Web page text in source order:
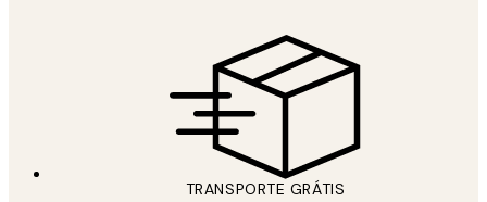
TRANSPORTE GRÁTIS